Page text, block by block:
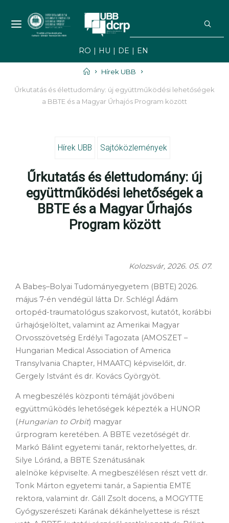
EVENIMENTE
UBB
RO HU DE EN
Home
Hírek UBB
Űrkutatás és élettudomány: új együttműködési lehetőségek
a BBTE és a Magyar Űrhajós Program között
Hírek UBB Sajtóközlemények
Űrkutatás és élettudomány: új
együttműködési lehetőségek a
BBTE és a Magyar Űrhajós
Program között
Kolozsvár, 2026. 05. 07.
A Babeș–Bolyai Tudományegyetem (BBTE) 2026.
május 7-én vendégül látta Dr. Schlégl Ádám
ortopéd-traumatológus szakorvost, kutatót, korábbi
űrhajósjelöltet, valamint az Amerikai Magyar
Orvosszövetség Erdélyi Tagozata (AMOSZET –
Hungarian Medical Association of America
Transylvania Chapter, HMAATC) képviselőit, dr.
Gergely Istvánt és dr. Kovács Györgyöt.
A megbeszélés központi témáját jövőbeni
együttműködés lehetőségek képezték a HUNOR
(Hungarian to Orbit) magyar
űrprogram keretében. A BBTE vezetőségét dr.
Markó Bálint egyetemi tanár, rektorhelyettes, dr.
Silye Lóránd, a BBTE Szenátusának
alelnöke képviselte. A megbeszélésen részt vett dr.
Tonk Márton egyetemi tanár, a Sapientia EMTE
rektora, valamint dr. Gáll Zsolt docens, a MOGYTTE
Gyógyszerészeti Karának dékánhelyettese is részt